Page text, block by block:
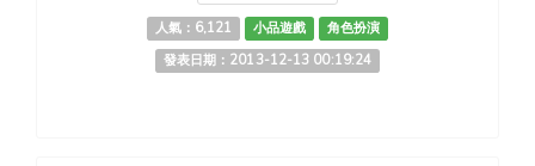
人氣：6,121 小品遊戲
角色扮演
發表日期：2013-12-13 00:19:24